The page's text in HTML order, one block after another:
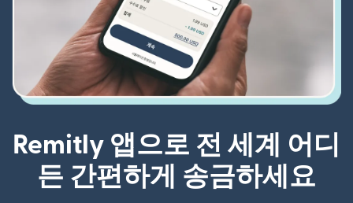
Remitly 앱으로 전 세계 어디
든 간편하게 송금하세요